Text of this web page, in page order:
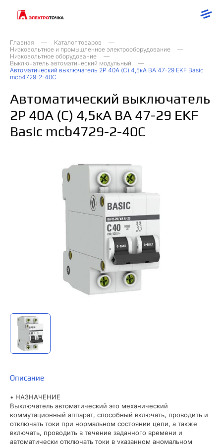
Главная
Каталог товаров
Низковольтное и промышленное электрооборудование
Низковольтное оборудование
Выключатель автоматический модульный
Автоматический выключатель 2P 40А (C) 4,5кА ВА 47-29 EKF Basic
mcb4729-2-40C
Автоматический выключатель
2P 40А (C) 4,5кА ВА 47-29 EKF
Basic mcb4729-2-40C
Описание
• НАЗНАЧЕНИЕ
Выключатель автоматический это механический
коммутационный аппарат, способный включать, проводить и
отключать токи при нормальном состоянии цепи, а также
включать, проводить в течение заданного времени и
автоматически отключать токи в указанном аномальном